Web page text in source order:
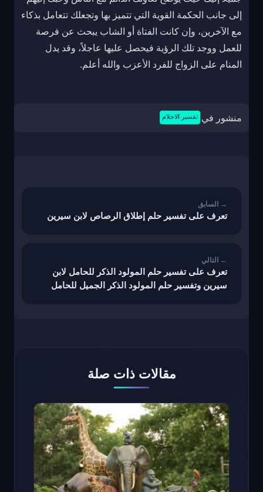
إلى جانب الحكمة القوية التي تتميز بها وتجعلك تتعامل بذكاء
مع الآخرين، وإن كانت الفتاة أو الشاب يبحث عن فرصة
للعمل ووجد تلك الرؤية فيحصل عليها عاجلاً، وقد يدل
المنام على الزواج للفرد الأعزب والله أعلم.
منشور في تفسير الاحلام
تعرف على تفسير حلم إطلاق الرصاص لابن سيرين
تعرف على تفسير حلم المولود الذكر للحامل لابن
سيرين وتفسير حلم المولود الذكر الجميل للحامل
مقالات ذات صلة